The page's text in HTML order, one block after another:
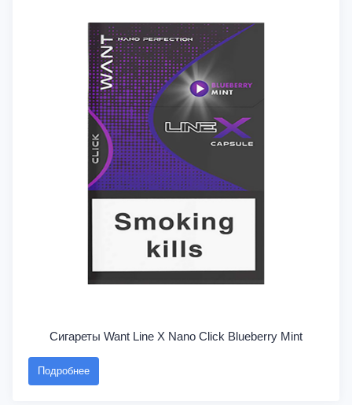
Сигареты Want Line X Nano Click Blueberry Mint
Подробнее